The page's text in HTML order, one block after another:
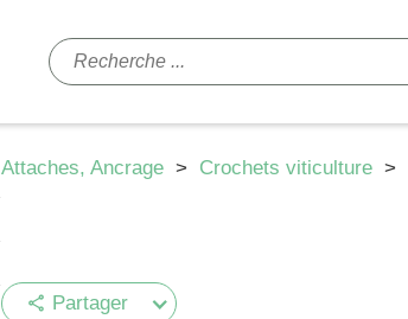
Attaches, Ancrage > Crochets viticulture >
share Partager